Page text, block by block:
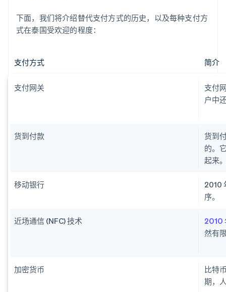
下面，我们将介绍替代支付方式的历史，以及每种支付方
式在泰国受欢迎的程度：
支付方式 简介
支付网关
支付
户中
货到付款
货到
的。
起来
移动银行
2010
序。
近场通信 (NFC) 技术 2010
然有
加密货币
比特
期，